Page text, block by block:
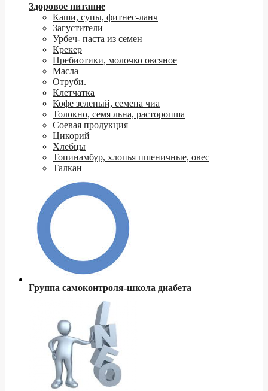
Здоровое питание
Каши, супы, фитнес-ланч
Загустители
Урбеч- паста из семен
Крекер
Пребиотики, молочко овсяное
Масла
Отруби.
Клетчатка
Кофе зеленый, семена чиа
Толокно, семя льна, расторопша
Соевая продукция
Цикорий
Хлебцы
Топинамбур, хлопья пшеничные, овес
Талкан
Группа самоконтроля-школа диабета